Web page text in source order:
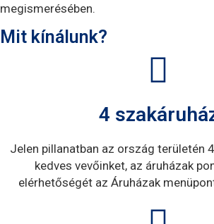
megismerésében.
Mit kínálunk?
4
Jelen pillanatban az ország területén
kedves vevőinket, az áruházak
elérhetőségét az Áruházak